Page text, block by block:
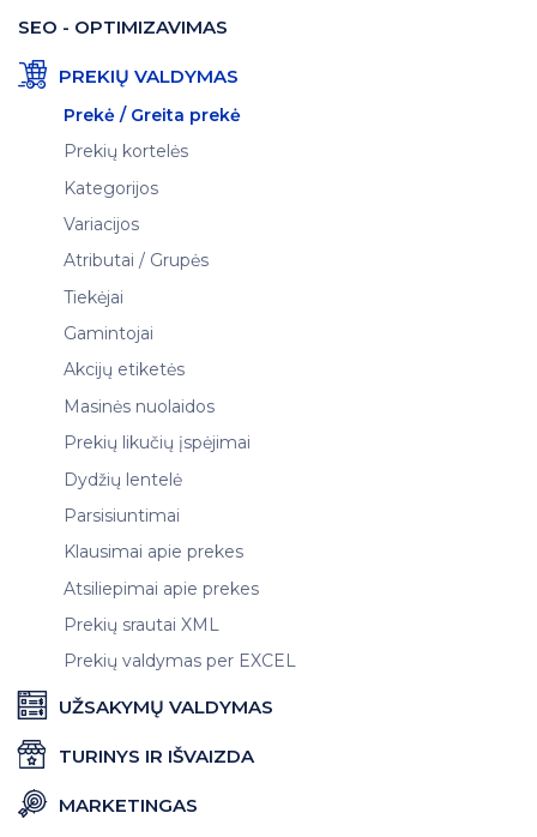
SEO - OPTIMIZAVIMAS
PREKIŲ VALDYMAS
Prekė / Greita prekė
Prekių kortelės
Kategorijos
Variacijos
Atributai / Grupės
Tiekėjai
Gamintojai
Akcijų etiketės
Masinės nuolaidos
Prekių likučių įspėjimai
Dydžių lentelė
Parsisiuntimai
Klausimai apie prekes
Atsiliepimai apie prekes
Prekių srautai XML
Prekių valdymas per EXCEL
UŽSAKYMŲ VALDYMAS
TURINYS IR IŠVAIZDA
MARKETINGAS